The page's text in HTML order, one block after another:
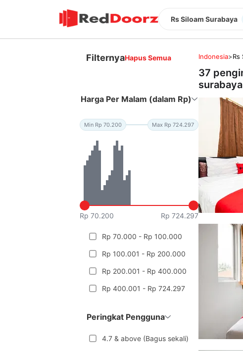
Rs Siloam Surabaya
FilternyaHapus Semua
Harga Per Malam (dalam Rp)
Min Rp 70.200 Max Rp 724.297
Rp 70.200 Rp 724.297
Rp 70.000 - Rp 100.000
Rp 100.001 - Rp 200.000
Rp 200.001 - Rp 400.000
Rp 400.001 - Rp 724.297
Peringkat Pengguna
4.7 & above (Bagus sekali)
Indonesia>Rs
37
surabaya